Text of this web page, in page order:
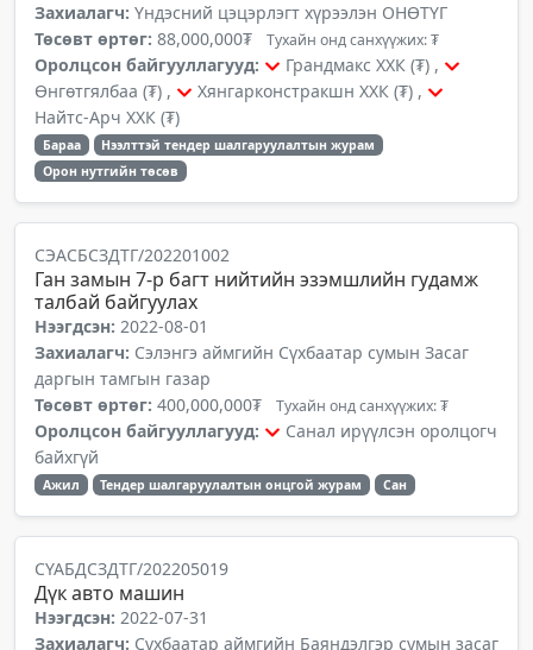
Захиалагч: Үндэсний цэцэрлэгт хүрээлэн ОНӨТҮГ
Төсөвт өртөг: 88,000,000₮ Тухайн онд санхүүжих: ₮
Оролцсон байгууллагууд:
Грандмакс ХХК (₮) ,
Өнгөтгялбаа (₮) ,
Хянгарконстракшн ХХК (₮) ,
Найтс-Арч ХХК (₮)
Бараа
Нээлттэй тендер шалгаруулалтын журам
Орон нутгийн төсөв
СЭАСБСЗДТГ/202201002
Ган замын 7-р багт нийтийн эзэмшлийн гудамж
талбай байгуулах
Нээгдсэн: 2022-08-01
Захиалагч: Сэлэнгэ аймгийн Сүхбаатар сумын Засаг
даргын тамгын газар
Төсөвт өртөг: 400,000,000₮ Тухайн онд санхүүжих: ₮
Оролцсон байгууллагууд:
Санал ирүүлсэн оролцогч
байхгүй
Ажил Тендер шалгаруулалтын онцгой журам Сан
СҮАБДСЗДТГ/202205019
Дүк авто машин
Нээгдсэн: 2022-07-31
Захиалагч: Сүхбаатар аймгийн Баяндэлгэр сумын засаг